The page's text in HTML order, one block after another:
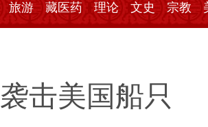
旅游 藏医药 理论 文史 宗教
击美国船只